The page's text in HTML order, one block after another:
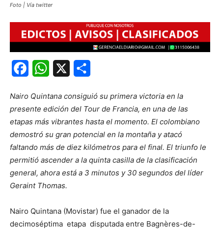
Foto | Vía twitter
FacebookWhatsApp
Nairo Quintana consiguió su primera victoria en la
presente edición del Tour de Francia, en una de las
etapas más vibrantes hasta el momento. El colombiano
demostró su gran potencial en la montaña y atacó
faltando más de diez kilómetros para el final. El triunfo le
permitió ascender a la quinta casilla de la clasificación
general, ahora está a 3 minutos y 30 segundos del líder
Geraint Thomas.
Nairo Quintana (Movistar) fue el ganador de la
decimoséptima etapa disputada entre Bagnères-de-